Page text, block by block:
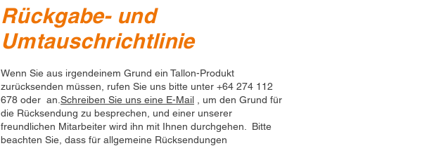
Rückgabe- und
Umtauschrichtlinie
Wenn Sie aus irgendeinem Grund ein Tallon-Produkt
zurücksenden müssen, rufen Sie uns bitte unter +64 274 112
678 oder an. Schreiben Sie uns eine E-Mail , um den Grund für
die Rücksendung zu besprechen, und einer unserer
freundlichen Mitarbeiter wird ihn mit Ihnen durchgehen. Bitte
beachten Sie, dass für allgemeine Rücksendungen